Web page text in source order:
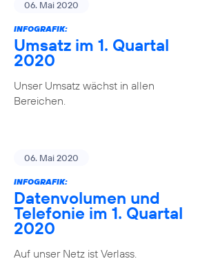
06. Mai 2020
INFOGRAFIK:
Umsatz im 1. Quartal
2020
Unser Umsatz wächst in allen
Bereichen.
06. Mai 2020
INFOGRAFIK:
Datenvolumen und
Telefonie im 1. Quartal
2020
Auf unser Netz ist Verlass.